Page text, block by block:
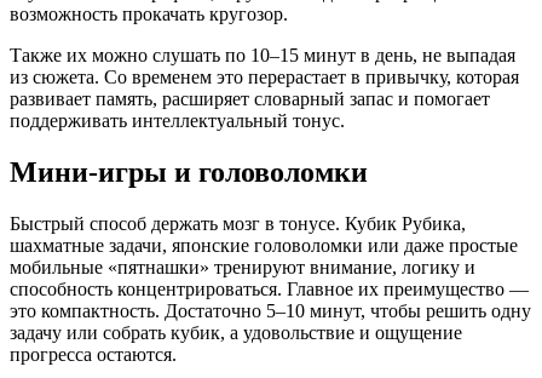
возможность прокачать кругозор.
Также их можно слушать по 10–15 минут в день, не выпадая
из сюжета. Со временем это перерастает в привычку, которая
развивает память, расширяет словарный запас и помогает
поддерживать интеллектуальный тонус.
Мини-игры и головоломки
Быстрый способ держать мозг в тонусе. Кубик Рубика,
шахматные задачи, японские головоломки или даже простые
мобильные «пятнашки» тренируют внимание, логику и
способность концентрироваться. Главное их преимущество —
это компактность. Достаточно 5–10 минут, чтобы решить одну
задачу или собрать кубик, а удовольствие и ощущение
прогресса остаются.